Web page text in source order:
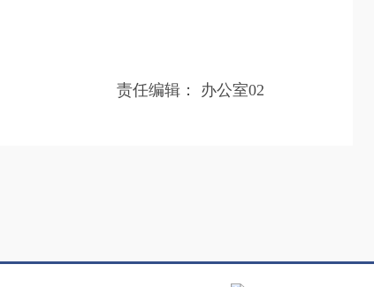
责任编辑： 办公室02